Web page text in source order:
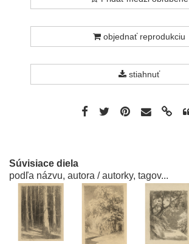
objednať reprodukciu
stiahnuť
Súvisiace diela
podľa názvu, autora / autorky, tagov...